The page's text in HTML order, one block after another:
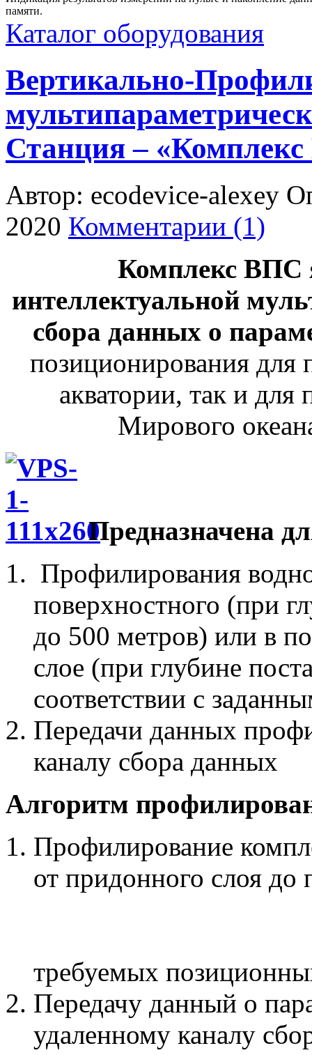
памяти.
Каталог оборудования
Вертикально-
Станция –
Автор: ecodevice-alexey
2020 Комментарии (1)
Комплекс ВПС
интеллектуальной
сбора данных о
позиционирования для
акватории, так и
Мирового
Предназначена
Профилирования
поверхностного (при
до 500 метров) или в
слое (при глубине
соответствии с
Передачи данных
каналу сбора данных
Алгоритм
Профилирование
от придонного слоя до
требуемых
Передачу данный о
удаленному каналу